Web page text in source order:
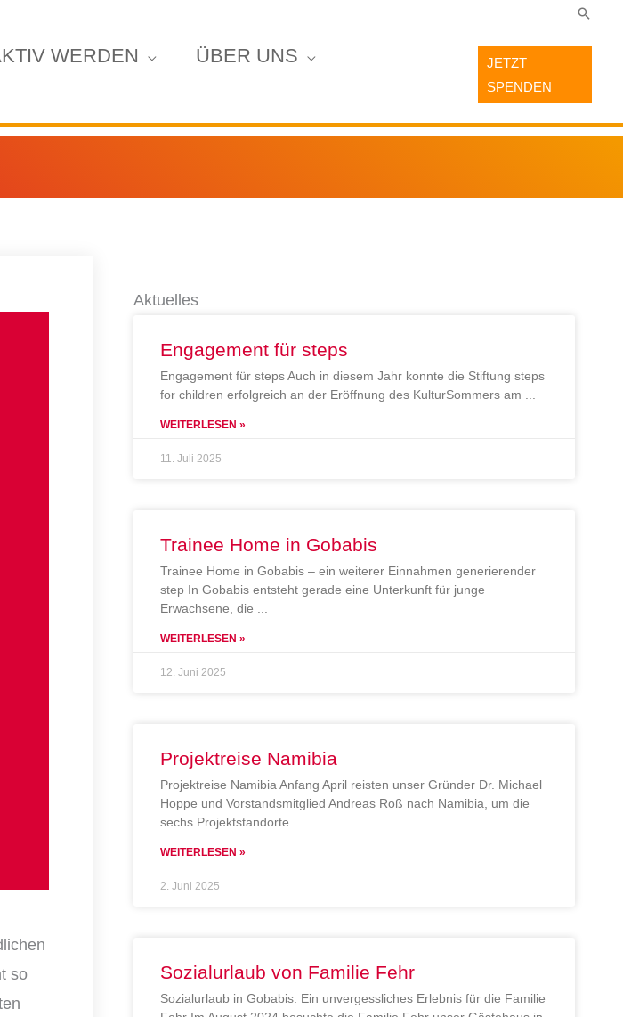
WERDEN
ÜBER UNS
JETZT
SPENDEN
so
Aktuelles
Engagement für steps
Engagement für steps Auch in diesem Jahr konnte die Stiftung steps
for children erfolgreich an der Eröffnung des KulturSommers am
WEITERLESEN »
11. Juli 2025
Trainee Home in Gobabis
Trainee Home in Gobabis – ein weiterer Einnahmen generierender
step In Gobabis entsteht gerade eine Unterkunft für junge
Erwachsene, die
WEITERLESEN »
12. Juni 2025
Projektreise Namibia
Projektreise Namibia Anfang April reisten unser Gründer Dr. Michael
Hoppe und Vorstandsmitglied Andreas Roß nach Namibia, um die
sechs Projektstandorte
WEITERLESEN »
2. Juni 2025
Sozialurlaub von Familie Fehr
Sozialurlaub in Gobabis: Ein unvergessliches Erlebnis für die Familie